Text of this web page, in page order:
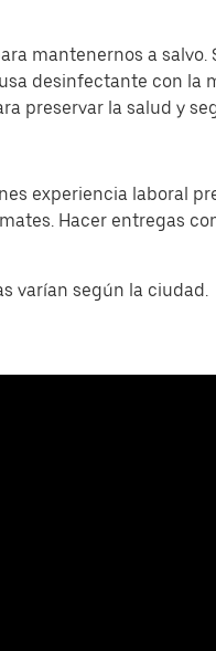
mantenernos a
desinfectante con
preservar la salud y
experiencia laboral
Hacer entregas
varían según la ciudad.